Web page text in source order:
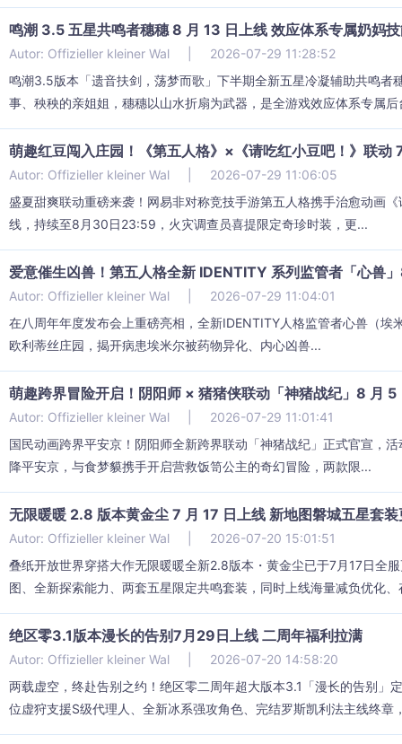
鸣潮 3.5 五星共鸣者穗穗 8 月 13 日上线 效应体系专属奶妈
Autor: Offizieller kleiner Wal
2026-07-29 11:28:52
鸣潮3.5版本「遗音扶剑，荡梦而歌」下半期全新五星冷凝辅助共鸣
事、秧秧的亲姐姐，穗穗以山水折扇为武器，是全游戏效应体系专属后
萌趣红豆闯入庄园！《第五人格》×《请吃红小豆吧！》联动
Autor: Offizieller kleiner Wal
2026-07-29 11:06:05
盛夏甜爽联动重磅来袭！网易非对称竞技手游第五人格携手治愈动画
线，持续至8月30日23:59，火灾调查员喜提限定奇珍时装，更...
爱意催生凶兽！第五人格全新 IDENTITY 系列监管者「心兽
Autor: Offizieller kleiner Wal
2026-07-29 11:04:01
在八周年年度发布会上重磅亮相，全新IDENTITY人格监管者心兽（
欧利蒂丝庄园，揭开病患埃米尔被药物异化、内心凶兽...
萌趣跨界冒险开启！阴阳师 × 猪猪侠联动「神猪战纪」8 月 5
Autor: Offizieller kleiner Wal
2026-07-29 11:01:41
国民动画跨界平安京！阴阳师全新跨界联动「神猪战纪」正式官宣，
降平安京，与食梦貘携手开启营救饭笥公主的奇幻冒险，两款限...
无限暖暖 2.8 版本黄金尘 7 月 17 日上线 新地图磐城五星套装
Autor: Offizieller kleiner Wal
2026-07-20 15:01:51
叠纸开放世界穿搭大作无限暖暖全新2.8版本・黄金尘已于7月17日全
图、全新探索能力、两套五星限定共鸣套装，同时上线海量减负优化、
绝区零3.1版本漫长的告别7月29日上线 二周年福利拉满
Autor: Offizieller kleiner Wal
2026-07-20 14:58:20
两载虚空，终赴告别之约！绝区零二周年超大版本3.1「漫长的告别
位虚狩支援S级代理人、全新冰系强攻角色、完结罗斯凯利法主线终章